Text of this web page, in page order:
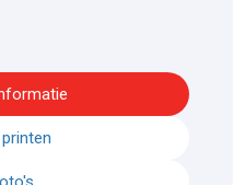
printen